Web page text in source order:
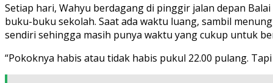
Setiap hari, Wahyu berdagang di pinggir jalan depan
buku-buku sekolah. Saat ada waktu luang, sambil
sendiri sehingga masih punya waktu yang cukup untuk
“Pokoknya habis atau tidak habis pukul 22.00 pulang.